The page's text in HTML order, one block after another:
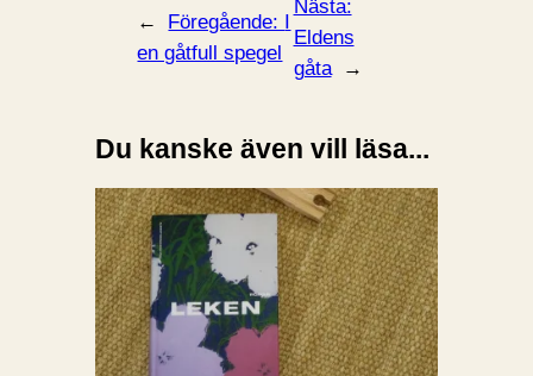
← Föregående: I
en gåtfull spegel
Nästa:
Eldens
gåta
→
Du kanske även vill läsa...